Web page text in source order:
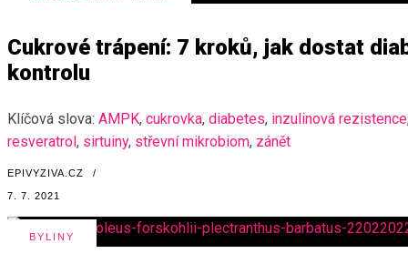
Cukrové trápení: 7 kroků, jak dostat
kontrolu
Klíčová slova: AMPK, cukrovka, diabetes, inzulinová rezistence
resveratrol, sirtuiny, střevní mikrobiom, zánět
EPIVYZIVA.CZ /
7. 7. 2021
BYLINY